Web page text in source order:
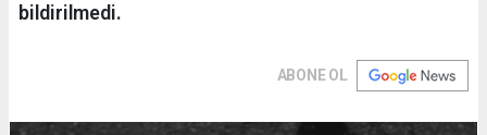
bildirilmedi.
ABONE OL